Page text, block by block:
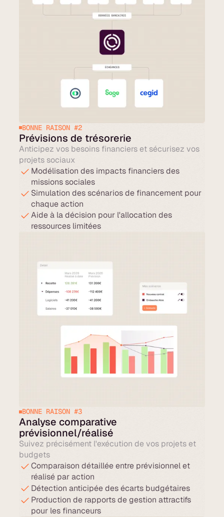
BONNE RAISON #2
Prévisions de trésorerie
Anticipez vos besoins financiers et sécurisez vos
projets sociaux
Modélisation des impacts financiers des
missions sociales
Simulation des scénarios de financement pour
chaque action
Aide à la décision pour l'allocation des
ressources limitées
BONNE RAISON #3
Analyse comparative
prévisionnel/réalisé
Suivez précisément l'exécution de vos projets et
budgets
Comparaison détaillée entre prévisionnel et
réalisé par action
Détection anticipée des écarts budgétaires
Production de rapports de gestion attractifs
pour les financeurs